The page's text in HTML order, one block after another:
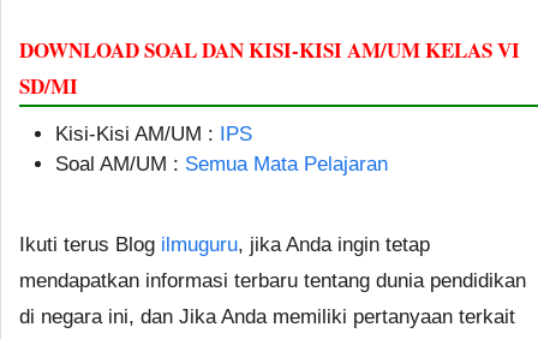
DOWNLOAD SOAL DAN KISI-KISI AM/UM KELAS VI
SD/MI
Kisi-Kisi AM/UM : IPS
Soal AM/UM : Semua Mata Pelajaran
Ikuti terus Blog ilmuguru, jika Anda ingin tetap
mendapatkan informasi terbaru tentang dunia pendidikan
di negara ini, dan Jika Anda memiliki pertanyaan terkait